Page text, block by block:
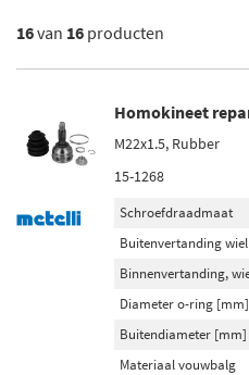
Merk
Gkn-Lobro (1)
Febi Bilstein (1)
Kavo Parts (1)
Inbouwplaats
16van 16 producten
Homokineet
M22x1.5, Rubber
15-1268
Schroefdraadmaat
Buitenvertanding
Binnenvertanding,
Diameter o-ring [mm]
Buitendiameter [mm]
Materiaal vouwbalg